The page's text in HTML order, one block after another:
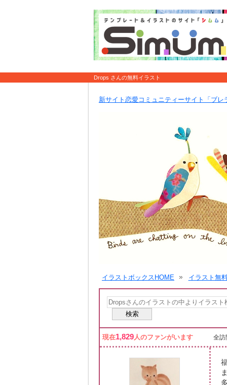
Drops さんの無料イラスト
新サイト恋愛コミュニティーサイト「ブレ
イラストボックスHOME イラスト無
現在1,829人のファンがいます 全訪